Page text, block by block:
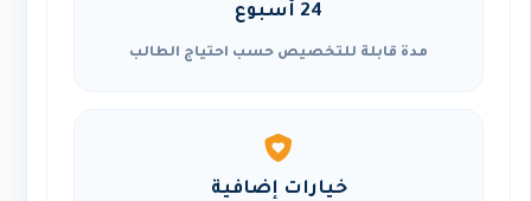
24 أسبوع
مدة قابلة للتخصيص حسب احتياج الطالب
خيارات إضافية